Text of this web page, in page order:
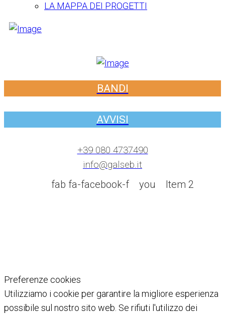
LA MAPPA DEI PROGETTI
BANDI
AVVISI
+39 080 4737490
info@galseb.it
fab fa-facebook-f you Item 2
Preferenze cookies
Utilizziamo i cookie per garantire la migliore esperienza
possibile sul nostro sito web. Se rifiuti l'utilizzo dei